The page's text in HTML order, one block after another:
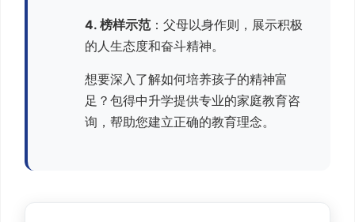
4. 榜样示范：父母以身作则，展示积极
的人生态度和奋斗精神。
想要深入了解如何培养孩子的精神富
足？包得中升学提供专业的家庭教育咨
询，帮助您建立正确的教育理念。